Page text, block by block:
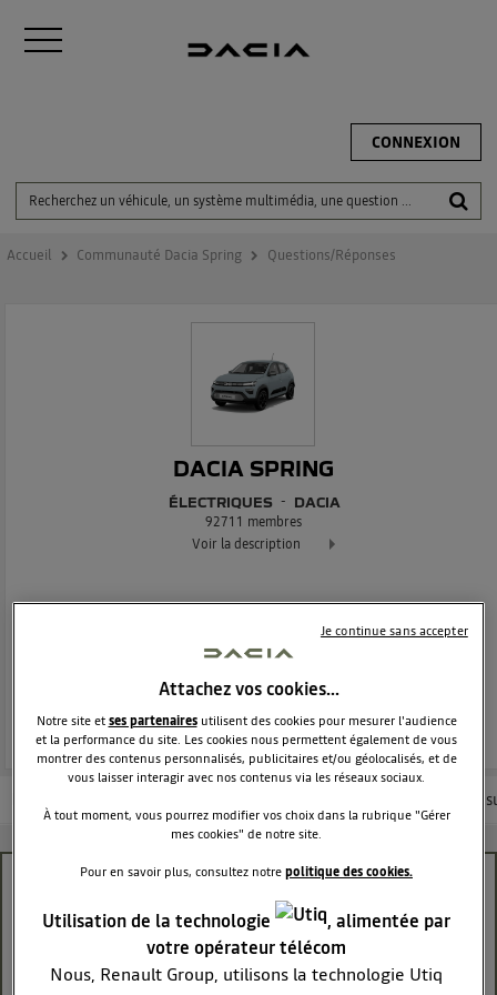
CONNEXION
Accueil Communauté Dacia Spring Questions/Réponses
DACIA SPRING
ÉLECTRIQUES DACIA
92711 membres
Voir la description
POSEZ UNE QUESTION
REJOINDRE
CirrusProd
23 avril 2022à13:09
Attachez vos cookies…
Notre site etses partenairesutilisent des cookies pour mesurer l'audience
et la performance du site. Les cookies nous permettent également de vous
montrer des contenus personnalisés, publicitaires et/ou géolocalisés, et de
vous laisser interagir avec nos contenus via les réseaux sociaux.
À tout moment, vous pourrez modifier vos choix dans la rubrique "Gérer
mes cookies" de notre site.
Pour en savoir plus, consultez notrepolitique des cookies.
Utilisation de la technologie
, alimentée par
votre opérateur télécom
Nous, Renault Group, utilisons la technologie Utiq
Je continue sans accepter